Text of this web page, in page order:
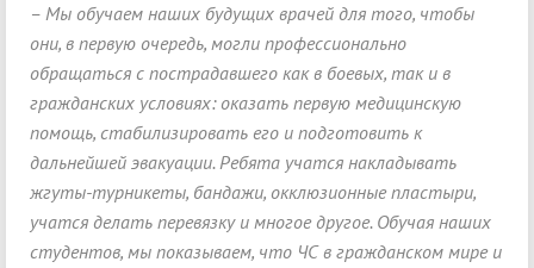
– Мы обучаем наших будущих врачей для того, чтобы
они, в первую очередь, могли профессионально
обращаться с пострадавшего как в боевых, так и в
гражданских условиях: оказать первую медицинскую
помощь, стабилизировать его и подготовить к
дальнейшей эвакуации. Ребята учатся накладывать
жгуты-турникеты, бандажи, окклюзионные пластыри,
учатся делать перевязку и многое другое. Обучая наших
студентов, мы показываем, что ЧС в гражданском мире и